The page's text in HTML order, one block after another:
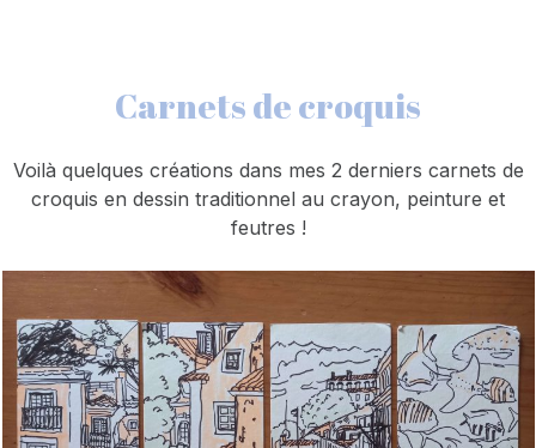
Carnets de croquis
Voilà quelques créations dans mes 2 derniers carnets de
croquis en dessin traditionnel au crayon, peinture et
feutres !